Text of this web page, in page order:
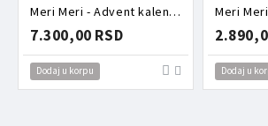
Meri Meri - Advent kalendar šnalice
7.300,00 RSD
Dodaj u korpu
Meri
Dodaj u